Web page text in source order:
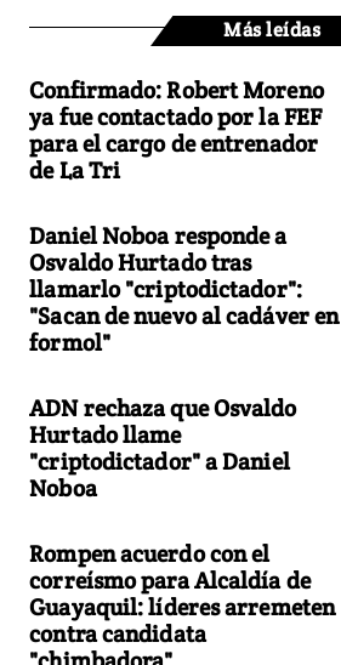
Más leídas
Confirmado: Robert Moreno
ya fue contactado por la FEF
para el cargo de entrenador
de La Tri
Daniel Noboa responde a
Osvaldo Hurtado tras
llamarlo "criptodictador":
"Sacan de nuevo al cadáver en
formol"
ADN rechaza que Osvaldo
Hurtado llame
"criptodictador" a Daniel
Noboa
Rompen acuerdo con el
correísmo para Alcaldía de
Guayaquil: líderes arremeten
contra candidata